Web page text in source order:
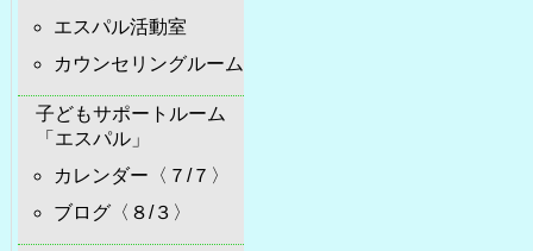
エスパル活動室
カウンセリングルーム
子どもサポートルーム
「エスパル」
カレンダー〈７/７〉
ブログ〈８/３〉